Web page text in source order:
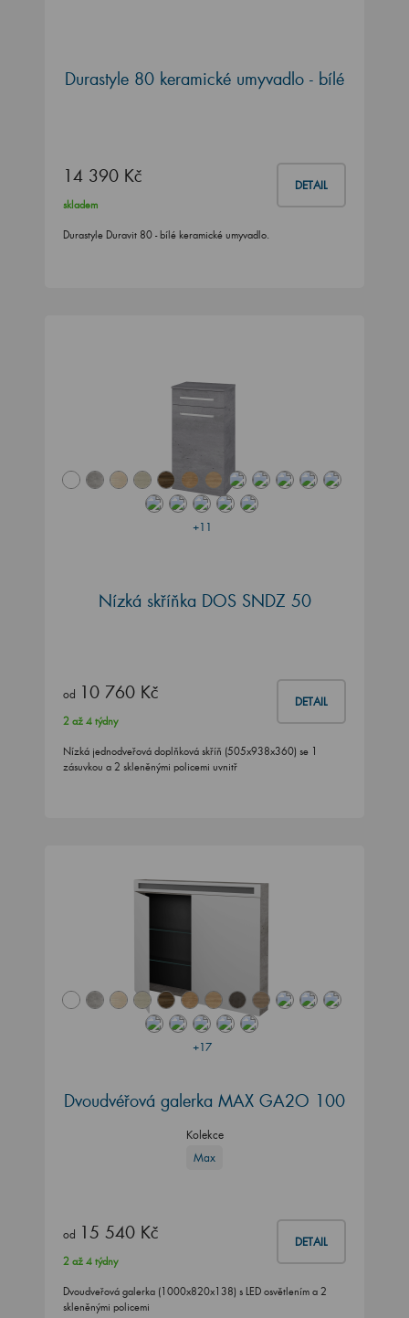
Durastyle 80 keramické umyvadlo - bílé
14 390 Kč DETAIL
skladem
Durastyle Duravit 80 - bílé keramické umyvadlo.
+11
Nízká skříňka DOS SNDZ 50
od 10 760 Kč DETAIL
2 až 4 týdny
Nízká jednodveřová doplňková skříň (505x938x360) se 1
zásuvkou a 2 skleněnými policemi uvnitř
+17
Dvoudvéřová galerka MAX GA2O 100
Kolekce
Max
od 15 540 Kč DETAIL
2 až 4 týdny
Dvoudveřová galerka (1000x820x138) s LED osvětlením a 2
skleněnými policemi